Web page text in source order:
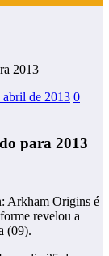
2013
abril de 2013 0
para 2013
Arkham Origins é
revelou a
(09).